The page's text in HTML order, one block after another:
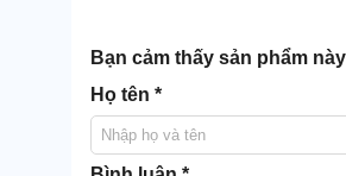
Bạn cảm thấy sản phẩm
Họ tên *